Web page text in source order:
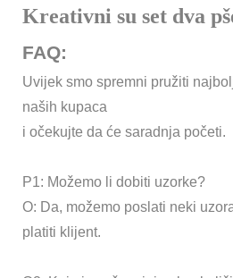
FAQ:
Uvijek smo spremni pružiti
naših kupaca
i očekujte da će saradnja početi.
P1: Možemo li dobiti uzorke?
O: Da, možemo poslati neki
platiti klijent.